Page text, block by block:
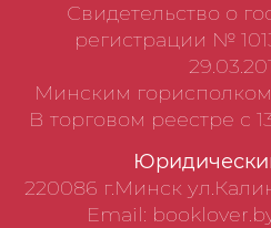
Свидетельство о
регистрации №
Минским
В торговом реестре с
220086 г.Минск
Email: